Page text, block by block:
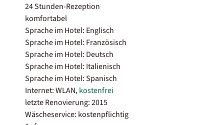
24 Stunden-Rezeption
komfortabel
Sprache im Hotel: Englisch
Sprache im Hotel: Französisch
Sprache im Hotel: Deutsch
Sprache im Hotel: Italienisch
Sprache im Hotel: Spanisch
Internet: WLAN,kostenfrei
letzte Renovierung: 2015
Wäscheservice: kostenpflichtig